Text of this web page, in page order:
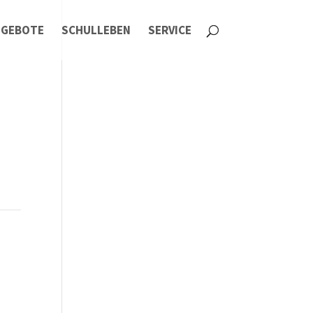
SCHULLEBEN SERVICE